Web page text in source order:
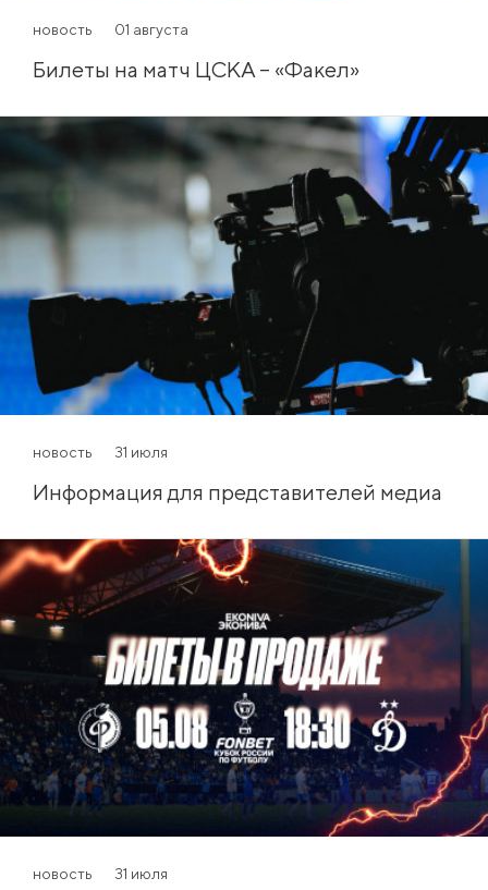
новость 01 августа
Билеты на матч ЦСКА – «Факел»
новость 31 июля
Информация для представителей медиа
новость 31 июля